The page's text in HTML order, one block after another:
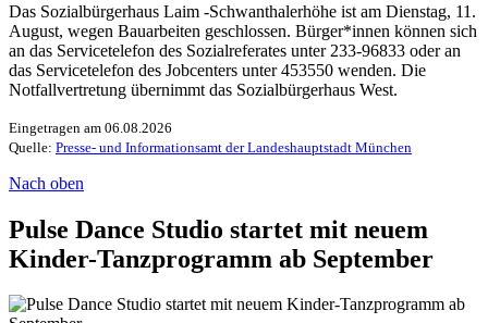
Das Sozialbürgerhaus Laim -Schwanthalerhöhe ist am Dienstag, 11.
August, wegen Bauarbeiten geschlossen. Bürger*innen können sich
an das Servicetelefon des Sozialreferates unter 233-96833 oder an
das Servicetelefon des Jobcenters unter 453550 wenden. Die
Notfallvertretung übernimmt das Sozialbürgerhaus West.
Eingetragen am 06.08.2026
Quelle: Presse- und Informationsamt der Landeshauptstadt München
Nach oben
Pulse Dance Studio startet mit neuem
Kinder-Tanzprogramm ab September